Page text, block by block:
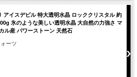
アイスデビル 特大透明水晶 ロッククリスタル 約
氷のような美しい透明水晶 大自然の力強さ マ
ル産 パワーストーン 天然石
ーツ